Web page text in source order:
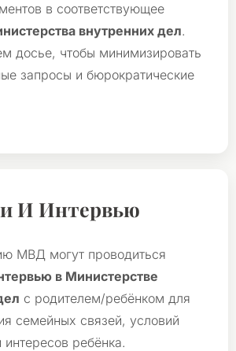
в соответствующее
внутренних дел.
досье, чтобы минимизировать
запросы и бюрократические
И Интервью
МВД могут проводиться
в Министерстве
с родителем/ребёнком для
семейных связей, условий
ребёнка.